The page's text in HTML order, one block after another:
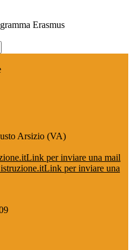
Erasmus
Arsizio (VA)
Link per inviare una mail
Link per inviare una